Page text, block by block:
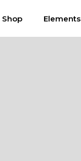
Shop Elements